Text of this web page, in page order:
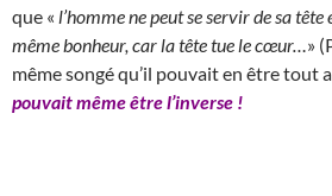
que « l’homme ne peut se servir de sa
même bonheur, car la tête tue le cœur… »
même songé qu’il pouvait en être tout
pouvait même être l’inverse !